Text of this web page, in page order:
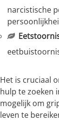
narcistische
Het is cruciaal
hulp te zoeken
mogelijk om
leven te